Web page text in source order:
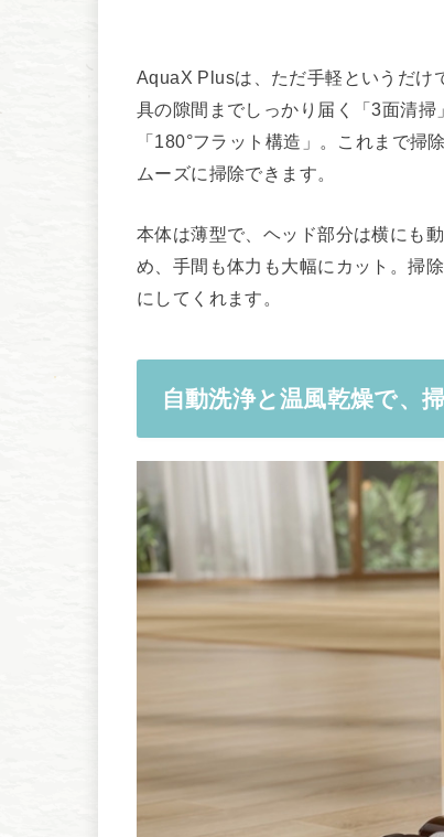
AquaX Plusは、ただ手軽というだけ
具の隙間までしっかり届く「3面清
「180°フラット構造」。これまで
ムーズに掃除できます。
本体は薄型で、ヘッド部分は横にも
め、手間も体力も大幅にカット。掃
にしてくれます。
自動洗浄と温風乾燥で、